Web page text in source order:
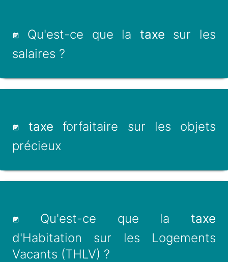
Qu'est-ce que la taxe sur les
salaires ?
taxe forfaitaire sur les objets
précieux
Qu'est-ce que la taxe
d'Habitation sur les Logements
Vacants (THLV) ?